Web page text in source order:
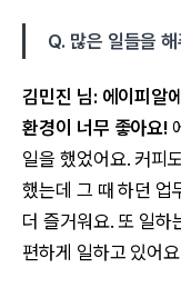
Q. 많은 일들을
김민진 님: 에이피알
환경이 너무 좋아요! ​
일을 했었어요. 커피
했는데 그 때 하던 업
더 즐거워요. 또 일하
편하게 일하고 있어